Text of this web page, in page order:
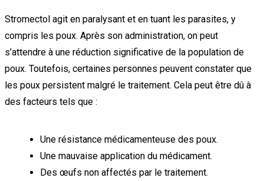
Stromectol agit en paralysant et en tuant les parasites, y
compris les poux. Après son administration, on peut
s’attendre à une réduction significative de la population de
poux. Toutefois, certaines personnes peuvent constater que
les poux persistent malgré le traitement. Cela peut être dû à
des facteurs tels que :
Une résistance médicamenteuse des poux.
Une mauvaise application du médicament.
Des œufs non affectés par le traitement.